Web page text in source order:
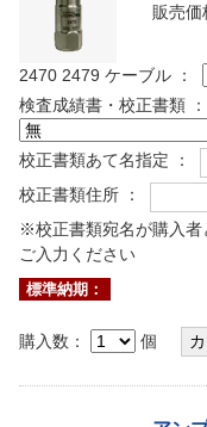
販売価
2470 2479 ケーブル ：
検査成績書・校正書類 ：
校正書類あて名指定 ：
校正書類住所 ：
※校正書類宛名が購入
ご入力ください
標準納期：
購入数： 個